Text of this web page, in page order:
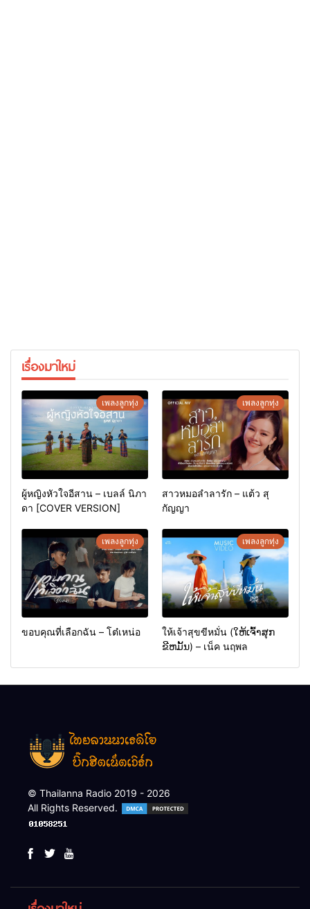
เรื่องมาใหม่
เพลงลูกทุ่ง
ผู้หญิงหัวใจอีสาน – เบลล์ นิภา
ดา [COVER VERSION]
เพลงลูกทุ่ง
สาวหมอลำลารัก – แต้ว สุ
กัญญา
เพลงลูกทุ่ง
ขอบคุณที่เลือกฉัน – โต๋เหน่อ
เพลงลูกทุ่ง
ให้เจ้าสุขขีหมั่น (ໃຫ້ເຈົ້າສຸກ
ຂີຫມັ້ນ) – เน็ค นฤพล
© Thailanna Radio 2019 - 2026
All Rights Reserved.